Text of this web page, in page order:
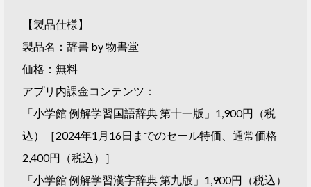
【製品仕様】
製品名：辞書 by 物書堂
価格：無料
アプリ内課金コンテンツ：
「小学館 例解学習国語辞典 第十一版」1,900円（税
込）［2024年1月16日までのセール特価、通常価格
2,400円（税込）］
「小学館 例解学習漢字辞典 第九版」1,900円（税込）